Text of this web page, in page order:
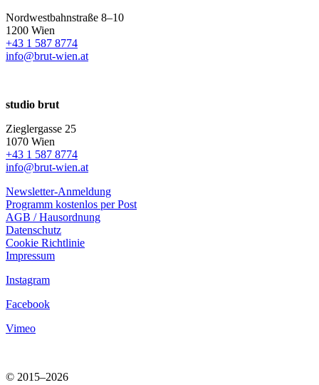
Nordwestbahnstraße 8–10
1200 Wien
+43 1 587 8774
info@brut-wien.at
studio brut
Zieglergasse 25
1070 Wien
+43 1 587 8774
info@brut-wien.at
Newsletter-Anmeldung
Programm kostenlos per Post
AGB / Hausordnung
Datenschutz
Cookie Richtlinie
Impressum
Instagram
Facebook
Vimeo
© 2015–2026